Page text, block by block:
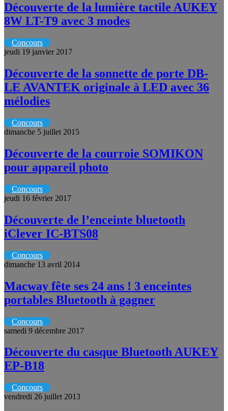
Découverte de la lumière tactile AUKEY
8W LT-T9 avec 3 modes
Concours
jeudi 19 janvier 2017
Découverte de la sonnette de porte DB-
LE AVANTEK originale à LED avec 36
mélodies
Concours
dimanche 5 juillet 2015
Découverte de la courroie SOMIKON
pour appareil photo
Concours
jeudi 16 février 2017
Découverte de l’enceinte bluetooth
iClever IC-BTS08
Concours
dimanche 13 avril 2014
Macway fête ses 24 ans ! 3 enceintes
portables Bluetooth à gagner
Concours
samedi 9 décembre 2017
Découverte du casque Bluetooth AUKEY
EP-B18
Concours
vendredi 26 juillet 2013